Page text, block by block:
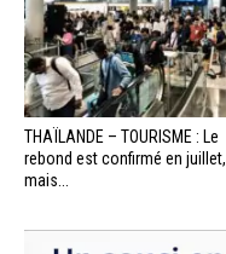
THAÏLANDE – TOURISME : Le
rebond est confirmé en juillet,
mais...